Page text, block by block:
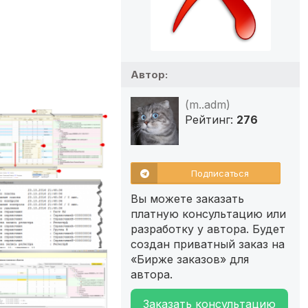
Автор:
(m..adm)
Рейтинг: 276
Подписаться
Вы можете заказать
платную консультацию или
разработку у автора. Будет
создан приватный заказ на
«Бирже заказов» для
автора.
Заказать консультацию